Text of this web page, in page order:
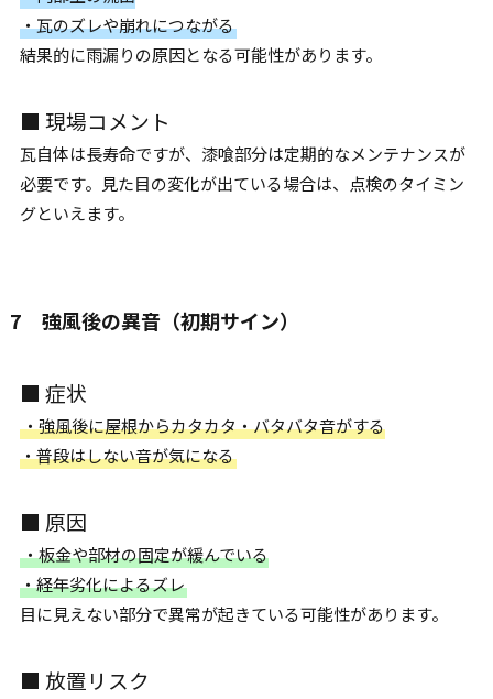
・瓦のズレや崩れにつながる
結果的に雨漏りの原因となる可能性があります。
■ 現場コメント
瓦自体は長寿命ですが、漆喰部分は定期的なメンテナンスが
必要です。見た目の変化が出ている場合は、点検のタイミン
グといえます。
7 強風後の異音（初期サイン）
■ 症状
・強風後に屋根からカタカタ・バタバタ音がする
・普段はしない音が気になる
■ 原因
・板金や部材の固定が緩んでいる
・経年劣化によるズレ
目に見えない部分で異常が起きている可能性があります。
■ 放置リスク